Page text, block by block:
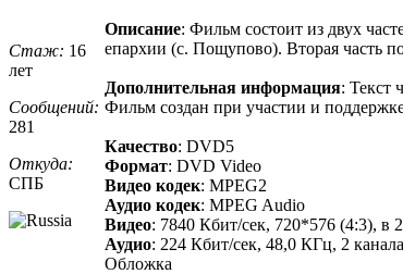
Стаж: 16
лет
Сообщений:
281
Откуда:
СПБ
Описание: Фильм состоит из двух
епархии (с. Пощупово). Вторая часть
Дополнительная информация: Текст
Фильм создан при участии и
Качество: DVD5
Формат: DVD Video
Видео кодек: MPEG2
Аудио кодек: MPEG Audio
Видео: 7840 Кбит/сек, 720*576 (4:3), в
Аудио: 224 Кбит/сек, 48,0 КГц, 2
Обложка